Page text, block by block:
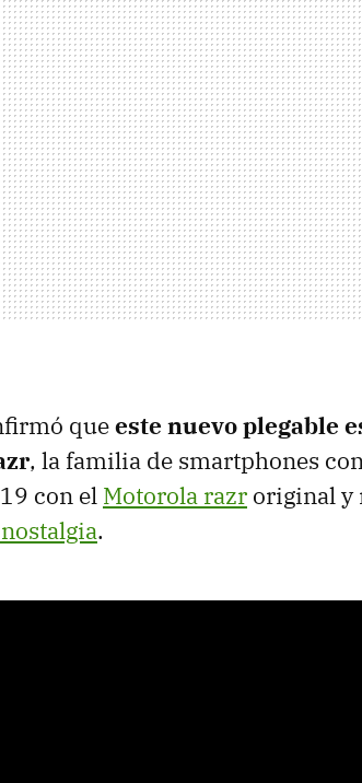
queeste nuevo plegable
, la familia de smartphones
con el Motorola razr original y
.